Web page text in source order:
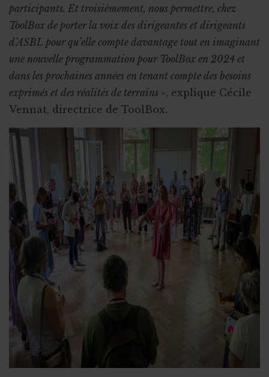
participants. Et troisièmement, nous permettre, chez
ToolBox de porter la voix des dirigeantes et dirigeants
d’ASBL pour qu’elle compte davantage tout en imaginant
une nouvelle programmation pour ToolBox en 2024 et
dans les prochaines années en tenant compte des besoins
exprimés et des réalités de terrains », explique Cécile
Vennat, directrice de ToolBox.